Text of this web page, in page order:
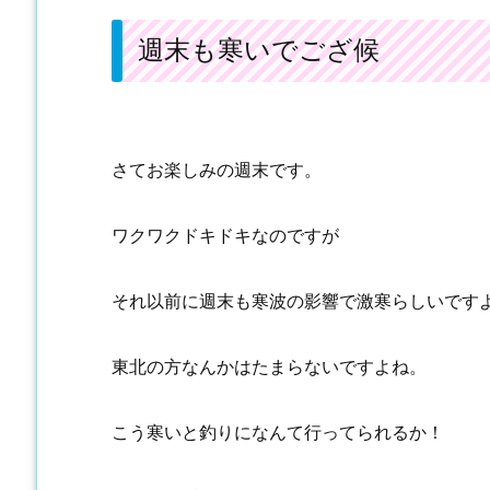
週末も寒いでござ候
さてお楽しみの週末です。
ワクワクドキドキなのですが
それ以前に週末も寒波の影響で激寒らしいです
東北の方なんかはたまらないですよね。
こう寒いと釣りになんて行ってられるか！